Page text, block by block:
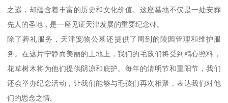
之遥，却蕴含着丰富的历史和文化价值。这座墓地不仅是一处安葬
先人的圣地，是一座见证天津发展的重要纪念碑。
除了葬礼服务，天津宠物公墓还提供了周到的陵园管理和维护服
务。在这片宁静而美丽的土地上，我们的毛孩们将受到精心照料，
花草树木将为他们提供阴凉和庇护。每年的清明节和重阳节，我们
还会举办纪念活动，让我们能够与毛孩们再次相聚，表达我们对他
们的思念之情。